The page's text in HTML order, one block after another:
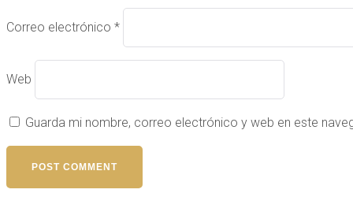
Correo electrónico *
Web
Guarda mi nombre, correo electrónico y web en este